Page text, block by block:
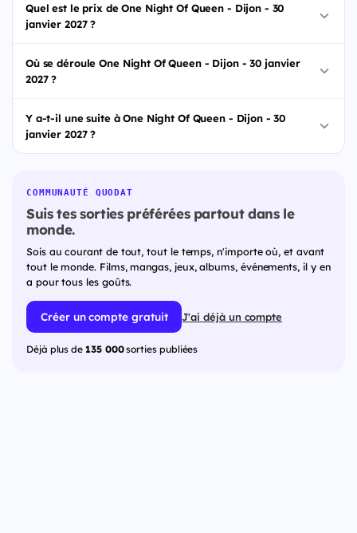
Quel est le prix de One Night Of Queen - Dijon - 30
janvier 2027 ?
Où se déroule One Night Of Queen - Dijon - 30 janvier
2027 ?
Y a-t-il une suite à One Night Of Queen - Dijon - 30
janvier 2027 ?
COMMUNAUTÉ QUODAT
Suis tes sorties préférées partout dans le
monde.
Sois au courant de tout, tout le temps, n'importe où, et avant
tout le monde. Films, mangas, jeux, albums, événements, il y en
a pour tous les goûts.
Créer un compte gratuit J'ai déjà un compte
Déjà plus de 135 000sorties publiées